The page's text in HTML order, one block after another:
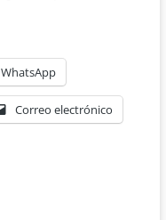
WhatsApp
Correo electrónico